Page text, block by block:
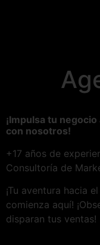
¡Impulsa tu negocio
con nosotros!
+17 años de
Consultoría de
¡Tu aventura hacia
comienza aquí!
disparan tus ventas!